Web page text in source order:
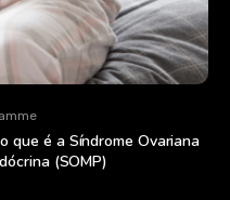
que é a Síndrome Ovariana
(SOMP)